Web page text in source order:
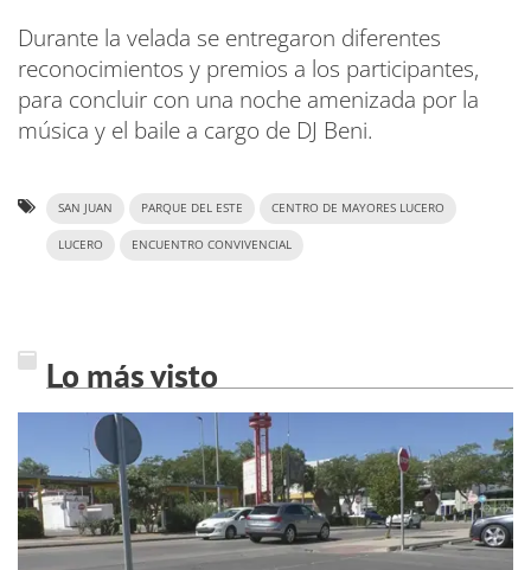
Durante la velada se entregaron diferentes
reconocimientos y premios a los participantes,
para concluir con una noche amenizada por la
música y el baile a cargo de DJ Beni.
SAN JUAN PARQUE DEL ESTE CENTRO DE MAYORES LUCERO
LUCERO ENCUENTRO CONVIVENCIAL
Lo más visto